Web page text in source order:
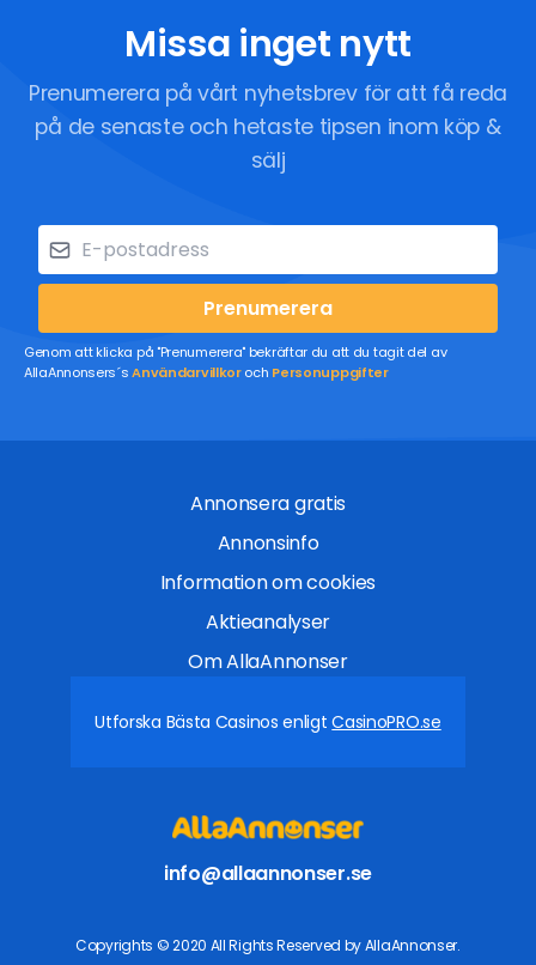
Missa inget nytt
Prenumerera på vårt nyhetsbrev för att få reda
på de senaste och hetaste tipsen inom köp &
sälj
Prenumerera
Genom att klicka på "Prenumerera" bekräftar du att du tagit del av
AllaAnnonsers´sAnvändarvillkoroch Personuppgifter
Annonsera gratis
Annonsinfo
Information om cookies
Aktieanalyser
Om AllaAnnonser
Utforska Bästa Casinos enligtCasinoPRO.se
info@allaannonser.se
Copyrights © 2020 All Rights Reserved by AllaAnnonser.